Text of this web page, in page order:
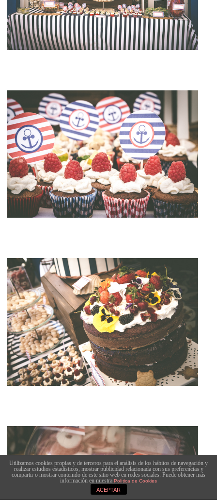
Utilizamos cookies propias y de terceros para el análisis de los hábitos de navegación y
realizar estudios estadísticos, mostrar publicidad relacionada con sus preferencias y
compartir o mostrar contenido de este sitio web en redes sociales. Puede obtener más
información en nuestra Política de Cookies
ACEPTAR